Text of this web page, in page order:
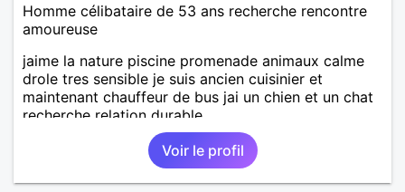
Homme célibataire de 53 ans recherche rencontre
amoureuse
jaime la nature piscine promenade animaux calme
drole tres sensible je suis ancien cuisinier et
maintenant chauffeur de bus jai un chien et un chat
recherche relation durable
Voir le profil